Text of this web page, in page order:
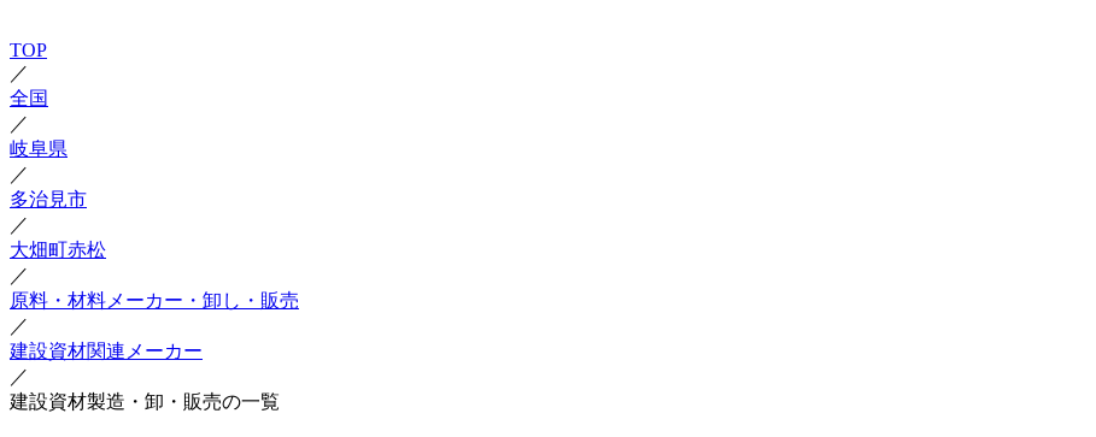
TOP
／
全国
／
岐阜県
／
多治見市
／
大畑町赤松
／
原料・材料メーカー・卸し・販売
／
建設資材関連メーカー
／
建設資材製造・卸・販売の一覧